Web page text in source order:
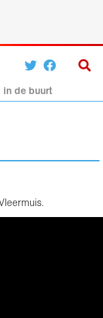
in de buurt